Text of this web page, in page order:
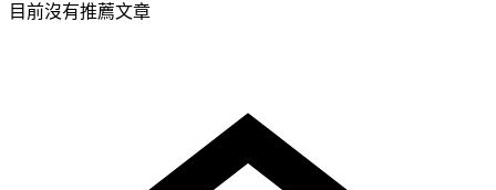
目前沒有推薦文章